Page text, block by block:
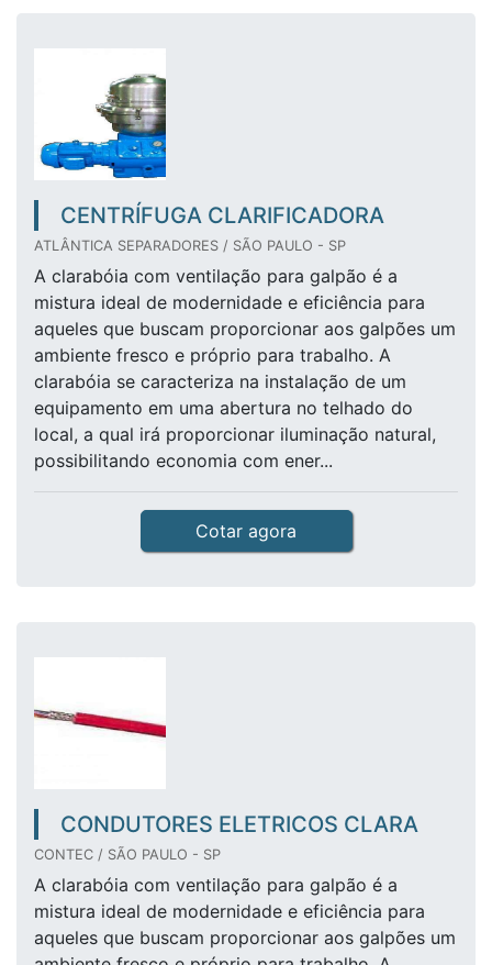
CENTRÍFUGA CLARIFICADORA
ATLÂNTICA SEPARADORES / SÃO PAULO - SP
A clarabóia com ventilação para galpão é a
mistura ideal de modernidade e eficiência para
aqueles que buscam proporcionar aos galpões um
ambiente fresco e próprio para trabalho. A
clarabóia se caracteriza na instalação de um
equipamento em uma abertura no telhado do
local, a qual irá proporcionar iluminação natural,
possibilitando economia com ener...
Cotar agora
CONDUTORES ELETRICOS CLARA
CONTEC / SÃO PAULO - SP
A clarabóia com ventilação para galpão é a
mistura ideal de modernidade e eficiência para
aqueles que buscam proporcionar aos galpões um